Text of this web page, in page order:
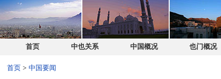
首页 中也关系 中国概况 也门概况
首页 > 中国要闻